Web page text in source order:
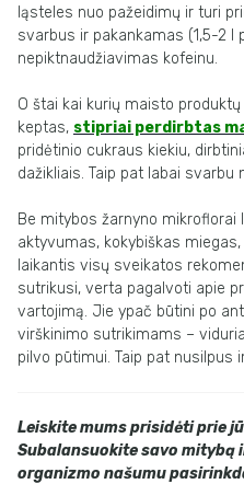
ląsteles nuo pažeidimų ir turi
svarbus ir pakankamas (1,5-2
nepiktnaudžiavimas kofeinu.
O štai kai kurių maisto
keptas, stipriai perdirbtas
pridėtinio cukraus kiekiu,
dažikliais. Taip pat labai svarbu
Be mitybos žarnyno
aktyvumas, kokybiškas
laikantis visų sveikatos
sutrikusi, verta pagalvoti apie
vartojimą. Jie ypač būtini po
virškinimo sutrikimams –
pilvo pūtimui. Taip pat nusilpus
Leiskite mums prisidėti prie
Subalansuokite savo mitybą
organizmo našumu